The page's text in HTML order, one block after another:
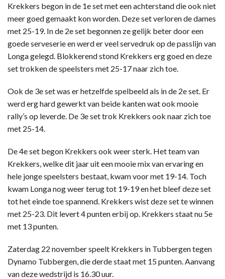
Krekkers begon in de 1e set met een achterstand die ook niet
meer goed gemaakt kon worden. Deze set verloren de dames
met 25-19. In de 2e set begonnen ze gelijk beter door een
goede serveserie en werd er veel servedruk op de passlijn van
Longa gelegd. Blokkerend stond Krekkers erg goed en deze
set trokken de speelsters met 25-17 naar zich toe.
Ook de 3e set was er hetzelfde spelbeeld als in de 2e set. Er
werd erg hard gewerkt van beide kanten wat ook mooie
rally’s op leverde. De 3e set trok Krekkers ook naar zich toe
met 25-14.
De 4e set begon Krekkers ook weer sterk. Het team van
Krekkers, welke dit jaar uit een mooie mix van ervaring en
hele jonge speelsters bestaat, kwam voor met 19-14. Toch
kwam Longa nog weer terug tot 19-19 en het bleef deze set
tot het einde toe spannend. Krekkers wist deze set te winnen
met 25-23. Dit levert 4 punten erbij op. Krekkers staat nu 5e
met 13 punten.
Zaterdag 22 november speelt Krekkers in Tubbergen tegen
Dynamo Tubbergen, die derde staat met 15 punten. Aanvang
van deze wedstrijd is 16.30 uur.